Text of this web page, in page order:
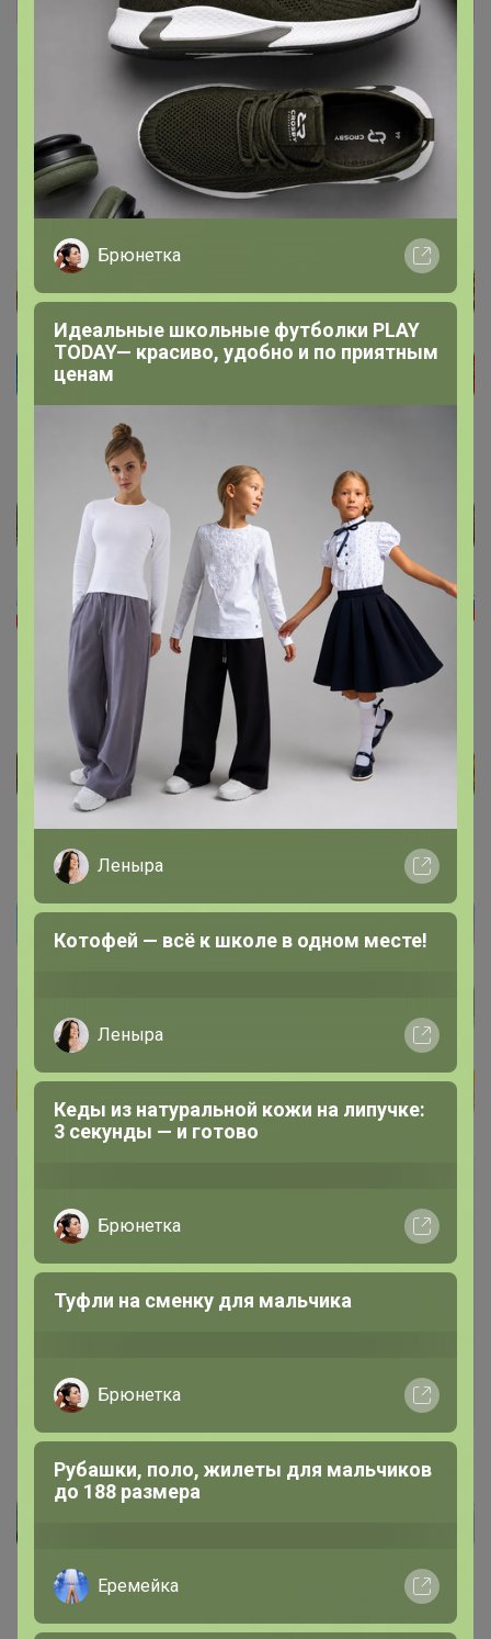
Показать
Артемида
Бронзовый организатор
15 августа, 2022 09:31
Закупка
62
Артемида
Брюнетка
Идеальные школьные футболки PLAY
TODAY— красиво, удобно и по приятным
ценам
Леныра
Котофей — всё к школе в одном месте!
Леныра
Кеды из натуральной кожи на липучке: